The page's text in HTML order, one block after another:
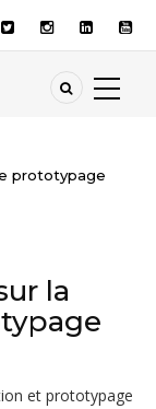
prototypage
la
et prototypage